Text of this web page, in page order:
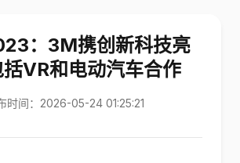
：3M携创新科技亮
VR和电动汽车合作
时间：2026-05-24 01:25:21